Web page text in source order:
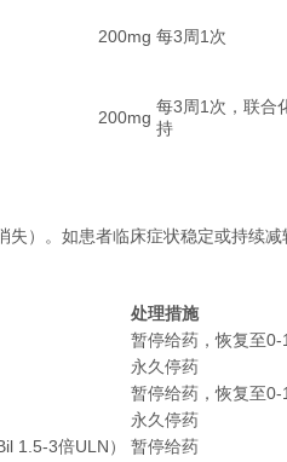
200mg 每3周1次
200mg
每3周1次，联合
持
）。如患者临床症状稳定或持续
处理措施
暂停给药，恢复至0-
永久停药
暂停给药，恢复至0-
永久停药
1.5-3倍ULN）
暂停给药